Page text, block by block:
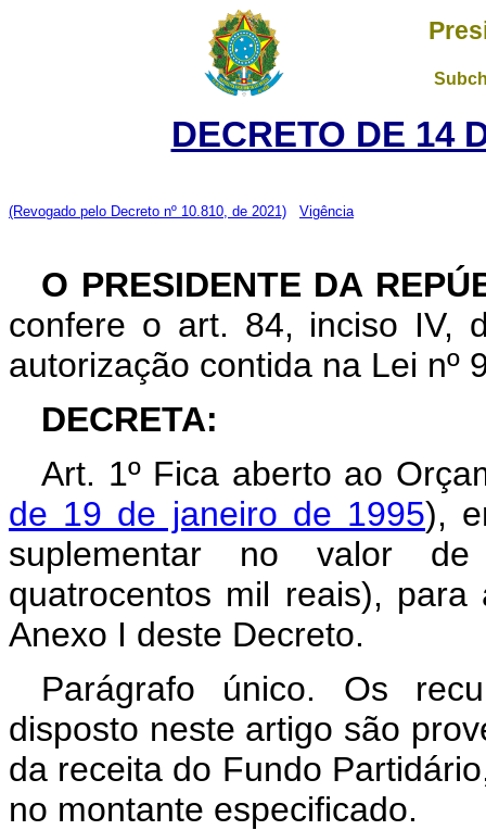
DECRETO DE 14
(Revogado pelo Decreto nº 10.810, de 2021) Vigência
O PRESIDENTE DA
confere o art. 84, inciso IV,
autorização contida na Lei nº
DECRETA:
Art. 1º Fica aberto ao
de 19 de janeiro de 1995),
suplementar no valor
quatrocentos mil reais),
Anexo I deste Decreto.
Parágrafo único. Os
disposto neste artigo são
da receita do Fundo
no montante especificado.